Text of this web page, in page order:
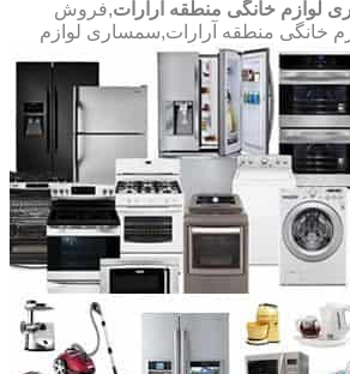
لوازم خانگی منطقه آرارات,فروش
خانگی منطقه آرارات,سمساری لوازم